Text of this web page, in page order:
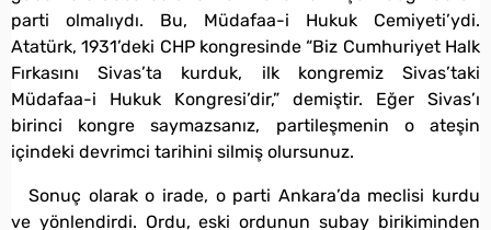
parti olmalıydı. Bu, Müdafaa-i Hukuk Cemiyeti’ydi.
Atatürk, 1931’deki CHP kongresinde “Biz Cumhuriyet Halk
Fırkasını Sivas’ta kurduk, ilk kongremiz Sivas’taki
Müdafaa-i Hukuk Kongresi’dir,” demiştir. Eğer Sivas’ı
birinci kongre saymazsanız, partileşmenin o ateşin
içindeki devrimci tarihini silmiş olursunuz.
Sonuç olarak o irade, o parti Ankara’da meclisi kurdu
ve yönlendirdi. Ordu, eski ordunun subay birikiminden